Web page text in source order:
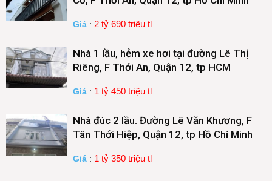
Giá : 2 tỷ 690 triệu tl
Nhà 1 lầu, hẻm xe hơi tại đường Lê Thị
Riêng, F Thới An, Quận 12, tp HCM
Giá : 1 tỷ 450 triệu tl
Nhà đúc 2 lầu. Đường Lê Văn Khương, F
Tân Thới Hiệp, Quận 12, tp Hồ Chí Minh
Giá : 1 tỷ 350 triệu tl